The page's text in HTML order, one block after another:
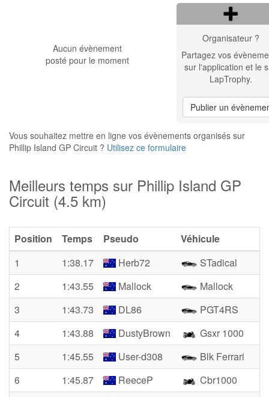
Aucun évènement
posté pour le moment
Organisateur ?
Partagez vos
sur l'application et le
LapTrophy.
Publier un
Vous souhaitez mettre en ligne vos évènements organisés sur
Phillip Island GP Circuit ? Utilisez ce formulaire
Meilleurs temps sur Phillip Island GP
Circuit (4.5 km)
Position Temps Pseudo
Véhicule
1
1:38.17 Herb72
STadical
2
1:43.55 Mallock
Mallock
3
1:43.73 DL86
PGT4RS
4
1:43.88 DustyBrown
Gsxr 1000
5
1:45.55 User-d308
Blk Ferrari
6
1:45.87 ReeceP
Cbr1000